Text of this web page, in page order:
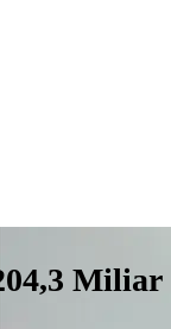
Miliar